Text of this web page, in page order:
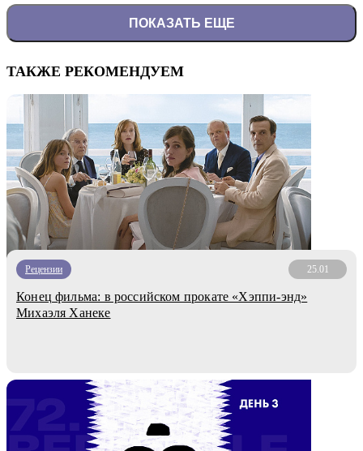
ПОКАЗАТЬ ЕЩЕ
ТАКЖЕ РЕКОМЕНДУЕМ
Рецензии 25.01
Конец фильма: в российском прокате «Хэппи-энд»
Михаэля Ханеке